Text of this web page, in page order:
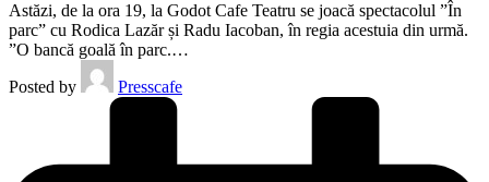
Astăzi, de la ora 19, la Godot Cafe Teatru se joacă spectacolul ”În
parc” cu Rodica Lazăr și Radu Iacoban, în regia acestuia din urmă.
”O bancă goală în parc.…
Posted by
Presscafe